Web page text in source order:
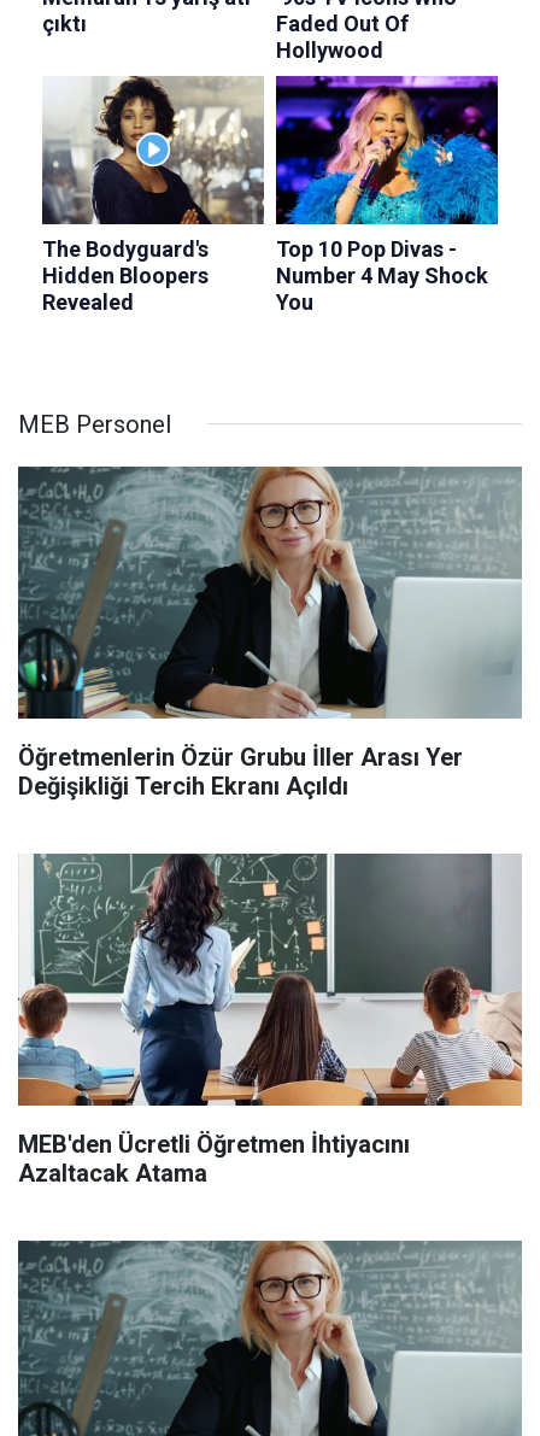
MEB Personel
Öğretmenlerin Özür Grubu İller Arası Yer
Değişikliği Tercih Ekranı Açıldı
MEB'den Ücretli Öğretmen İhtiyacını
Azaltacak Atama